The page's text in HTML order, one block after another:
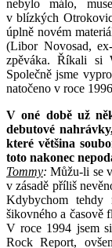
nebylo málo,
v blízkých
úplně novém
(Libor Novosad,
zpěváka. Říkali si
Společně jsme
natočeno v roce
V oné době už
debutové
které většina
toto nakonec
Tommy: Můžu-li se
v zásadě příliš
Kdybychom tehdy
šikovného a časově
V roce 1994 jsem
Rock Report,